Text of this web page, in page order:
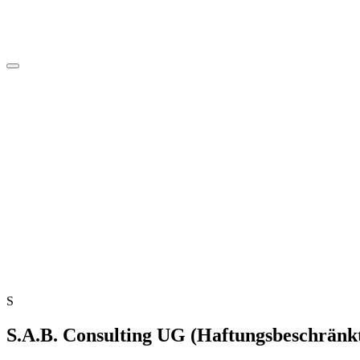
S
S.A.B. Consulting UG